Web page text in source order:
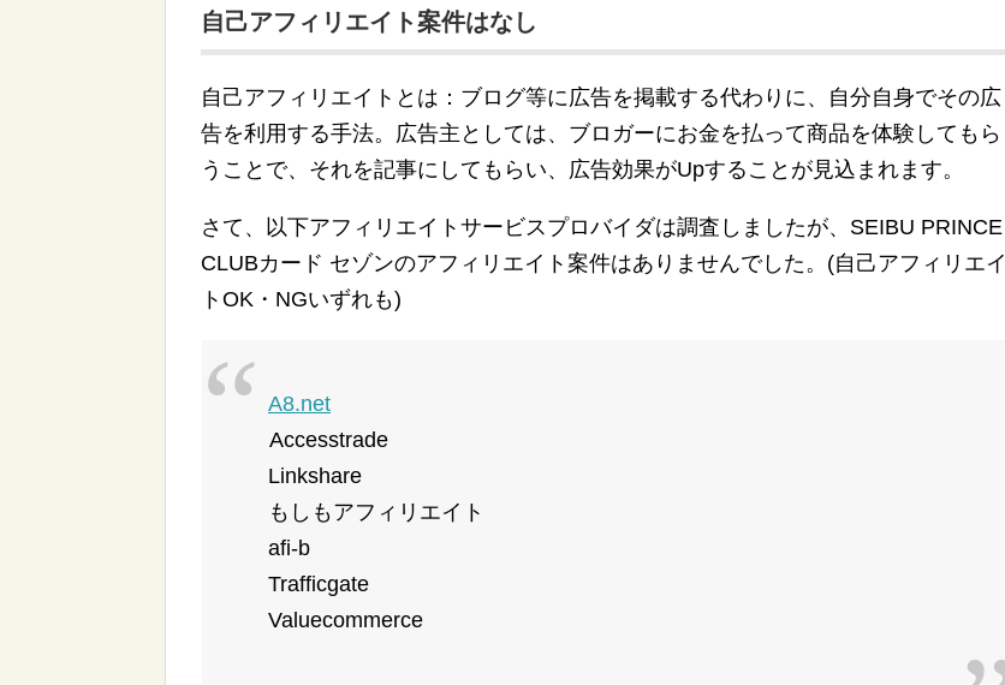
自己アフィリエイト案件はなし
自己アフィリエイトとは：ブログ等に広告を掲載する代わりに、自分自身でその広
告を利用する手法。広告主としては、ブロガーにお金を払って商品を体験してもら
うことで、それを記事にしてもらい、広告効果がUpすることが見込まれます。
さて、以下アフィリエイトサービスプロバイダは調査しましたが、SEIBU PRINCE
CLUBカード セゾンのアフィリエイト案件はありませんでした。(自己アフィリエイ
トOK・NGいずれも)
A8.net
Accesstrade
Linkshare
もしもアフィリエイト
afi-b
Trafficgate
Valuecommerce